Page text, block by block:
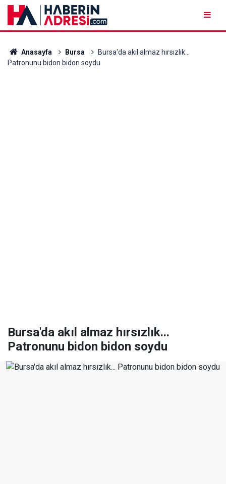
Anasayfa Bursa
Bursa'da akıl almaz hırsızlık...
Patronunu bidon bidon soydu
Bursa'da akıl almaz hırsızlık...
Patronunu bidon bidon soydu